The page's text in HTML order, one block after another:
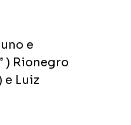
e
) Rionegro
e Luiz